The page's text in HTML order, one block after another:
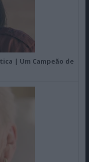
| Um Campeão de